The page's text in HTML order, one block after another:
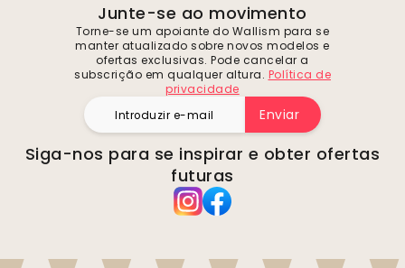
Junte-se ao movimento
Torne-se um apoiante do Wallism para se
manter atualizado sobre novos modelos e
ofertas exclusivas. Pode cancelar a
subscrição em qualquer altura. Política de
privacidade
Enviar
Siga-nos para se inspirar e obter ofertas
futuras